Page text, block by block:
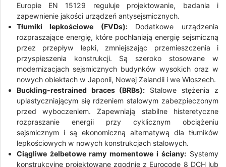
Europie EN 15129 reguluje projektowanie, badania i
zapewnienie jakości urządzeń antysejsmicznych.
Tłumiki lepkościowe (FVDs):Dodatkowe urządzenia
rozpraszające energię, które pochłaniają energię sejsmiczną
przez przepływ lepki, zmniejszając przemieszczenia i
przyspieszenia konstrukcji. Są szeroko stosowane w
modernizacjach sejsmicznych budynków wysokich oraz w
nowych obiektach w Japonii, Nowej Zelandii i we Włoszech.
Buckling-restrained braces (BRBs): Stalowe stężenia z
uplastyczniającym się rdzeniem stalowym zabezpieczonym
przed wyboczeniem. Zapewniają stabilne histeretyczne
rozpraszanie energii przy cyklicznym obciążeniu
sejsmicznym i są ekonomiczną alternatywą dla tłumików
lepkościowych w nowych konstrukcjach stalowych.
Ciągliwe żelbetowe ramy momentowe i ściany: Systemy
konstrukcyjne projektowane zgodnie z Eurocode 8 DCH lub